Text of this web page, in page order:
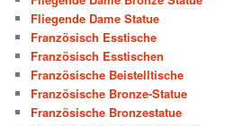
Fliegende Dame Statue
Französisch Esstische
Französisch Esstischen
Französische Beistelltische
Französische Bronze-Statue
Französische Bronzestatue